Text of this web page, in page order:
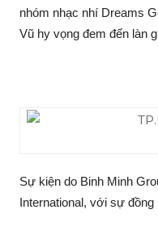
nhóm nhạc nhí Dreams
Vũ hy vọng đem đến làn
Sự kiện do Binh Minh
International, với sự